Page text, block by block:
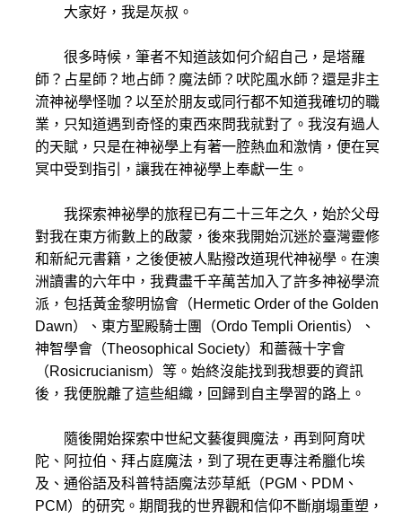
大家好，我是灰叔。
很多時候，筆者不知道該如何介紹自己，是塔羅
師？占星師？地占師？魔法師？吠陀風水師？還是非主
流神祕學怪咖？以至於朋友或同行都不知道我確切的職
業，只知道遇到奇怪的東西來問我就對了。我沒有過人
的天賦，只是在神祕學上有著一腔熱血和激情，便在冥
冥中受到指引，讓我在神祕學上奉獻一生。
我探索神祕學的旅程已有二十三年之久，始於父母
對我在東方術數上的啟蒙，後來我開始沉迷於臺灣靈修
和新紀元書籍，之後便被人點撥改道現代神祕學。在澳
洲讀書的六年中，我費盡千辛萬苦加入了許多神祕學流
派，包括黃金黎明協會（Hermetic Order of the Golden
Dawn）、東方聖殿騎士團（Ordo Templi Orientis）、
神智學會（Theosophical Society）和薔薇十字會
（Rosicrucianism）等。始終沒能找到我想要的資訊
後，我便脫離了這些組織，回歸到自主學習的路上。
隨後開始探索中世紀文藝復興魔法，再到阿育吠
陀、阿拉伯、拜占庭魔法，到了現在更專注希臘化埃
及、通俗語及科普特語魔法莎草紙（PGM、PDM、
PCM）的研究。期間我的世界觀和信仰不斷崩塌重塑，